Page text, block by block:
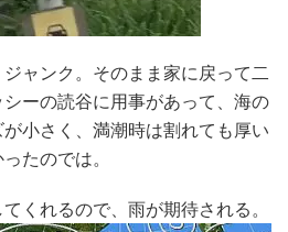
ャンク。そのまま家に戻って二
ーの読谷に用事があって、海の
小さく、満潮時は割れても厚い
たのでは。
くれるので、雨が期待される。